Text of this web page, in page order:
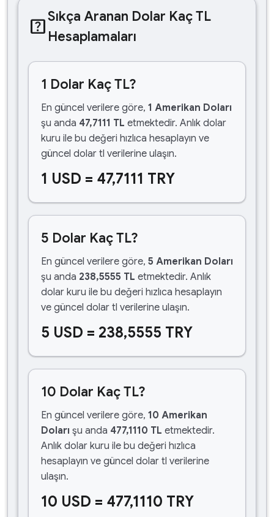
help_centerSıkça Aranan Dolar Kaç TL
Hesaplamaları
1 Dolar Kaç TL?
En güncel verilere göre, 1 Amerikan Doları
şu anda 47,7111 TL etmektedir. Anlık dolar
kuru ile bu değeri hızlıca hesaplayın ve
güncel dolar tl verilerine ulaşın.
1 USD = 47,7111 TRY
5 Dolar Kaç TL?
En güncel verilere göre, 5 Amerikan Doları
şu anda 238,5555 TL etmektedir. Anlık
dolar kuru ile bu değeri hızlıca hesaplayın
ve güncel dolar tl verilerine ulaşın.
5 USD = 238,5555 TRY
10 Dolar Kaç TL?
En güncel verilere göre, 10 Amerikan
Doları şu anda 477,1110 TL etmektedir.
Anlık dolar kuru ile bu değeri hızlıca
hesaplayın ve güncel dolar tl verilerine
ulaşın.
10 USD = 477,1110 TRY